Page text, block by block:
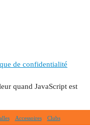
de confidentialité
quand JavaScript est
Accessoires Clubs